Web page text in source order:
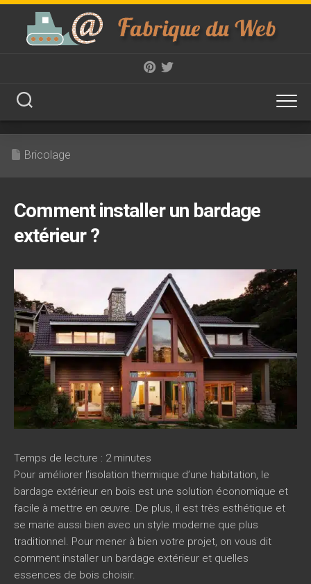
Skip
content
Bricolage
Comment installer un bardage
extérieur ?
Temps de lecture : 2 minutes
Pour améliorer l’isolation thermique d’une habitation, le
bardage extérieur en bois est une solution économique et
facile à mettre en œuvre. De plus, il est très esthétique et
se marie aussi bien avec un style moderne que plus
traditionnel. Pour mener à bien votre projet, on vous dit
comment installer un bardage extérieur et quelles
essences de bois choisir.